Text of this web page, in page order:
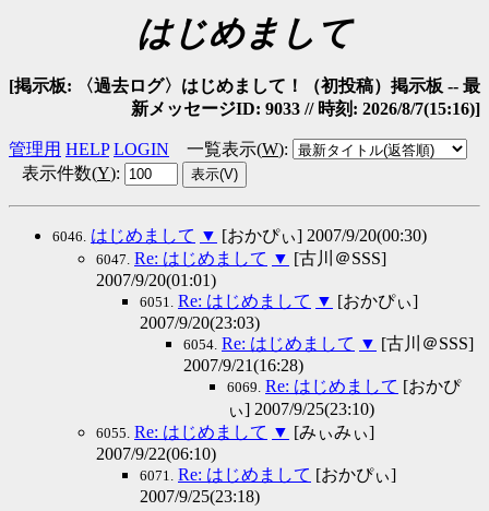
はじめまして
[掲示板: 〈過去ログ〉はじめまして！（初投稿）掲示板 -- 最
新メッセージID: 9033 // 時刻: 2026/8/7(15:16)]
管理用 HELP LOGIN 一覧表示(W):
表示件数(Y):
6046. はじめまして ▼ [おかぴぃ] 2007/9/20(00:30)
6047. Re: はじめまして ▼ [古川＠SSS]
2007/9/20(01:01)
6051. Re: はじめまして ▼ [おかぴぃ]
2007/9/20(23:03)
6054. Re: はじめまして ▼ [古川＠SSS]
2007/9/21(16:28)
6069. Re: はじめまして [おかぴ
ぃ] 2007/9/25(23:10)
6055. Re: はじめまして ▼ [みぃみぃ]
2007/9/22(06:10)
6071. Re: はじめまして [おかぴぃ]
2007/9/25(23:18)